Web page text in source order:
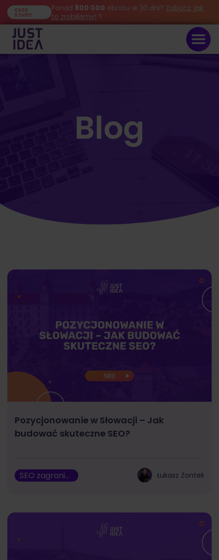
CASE
STUDY
Ponad 800 000 obrotu w 30 dni? Zobacz, jak
to zrobiliśmy! ?
Blog
Pozycjonowanie w Słowacji – Jak
budować skuteczne SEO?
SEO zagraniczne Łukasz Zontek